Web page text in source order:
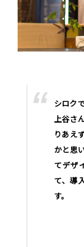
シロク
上谷さ
りあえ
かと思
てデザ
て、導
す。